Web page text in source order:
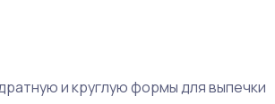
и круглую формы для выпечки